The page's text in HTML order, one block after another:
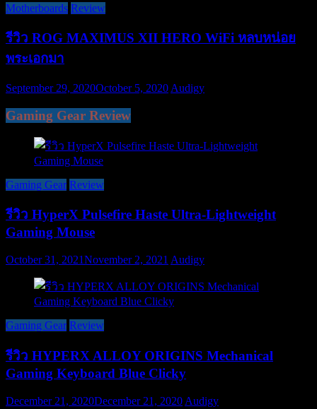
Motherboards Review
รีวิว ROG MAXIMUS XII HERO WiFi หลบหน่อย
พระเอกมา
September 29, 2020October 5, 2020 Audigy
Gaming Gear Review
Gaming Gear Review
รีวิว HyperX Pulsefire Haste Ultra-Lightweight
Gaming Mouse
October 31, 2021November 2, 2021 Audigy
Gaming Gear Review
รีวิว HYPERX ALLOY ORIGINS Mechanical
Gaming Keyboard Blue Clicky
December 21, 2020December 21, 2020 Audigy